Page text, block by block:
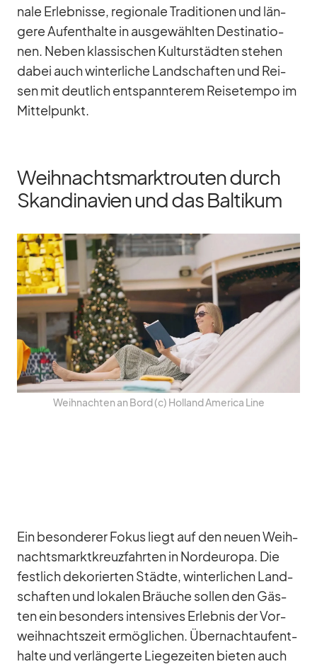
nale Er­leb­nisse, re­gio­nale Tra­di­tio­nen und län­
gere Auf­ent­halte in aus­ge­wähl­ten De­sti­na­tio­
nen. Ne­ben klas­si­schen Kul­tur­städ­ten ste­hen
da­bei auch win­ter­li­che Land­schaf­ten und Rei­
sen mit deut­lich ent­spann­te­rem Rei­se­tempo im
Mit­tel­punkt.
Weihnachtsmarktrouten durch
Skandinavien und das Baltikum
Weih­nach­ten an Bord (c) Hol­land Ame­rica Line
Ein be­son­de­rer Fo­kus liegt auf den neuen Weih­
nachts­markt­kreuz­fahr­ten in Nord­eu­ropa. Die
fest­lich de­ko­rier­ten Städte, win­ter­li­chen Land­
schaf­ten und lo­ka­len Bräu­che sol­len den Gäs­
ten ein be­son­ders in­ten­si­ves Er­leb­nis der Vor­
weih­nachts­zeit er­mög­li­chen. Über­nacht­auf­ent­
halte und ver­län­gerte Lie­ge­zei­ten bie­ten auch